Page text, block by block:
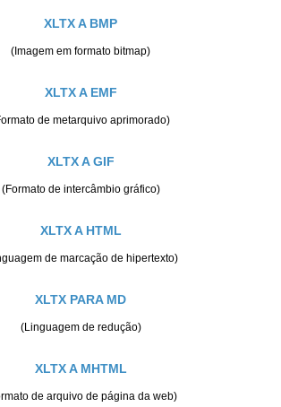
XLTX A BMP
(Imagem em formato bitmap)
XLTX A EMF
de metarquivo aprimorado)
XLTX A GIF
(Formato de intercâmbio gráfico)
XLTX A HTML
de marcação de hipertexto)
XLTX PARA MD
(Linguagem de redução)
XLTX A MHTML
de arquivo de página da web)